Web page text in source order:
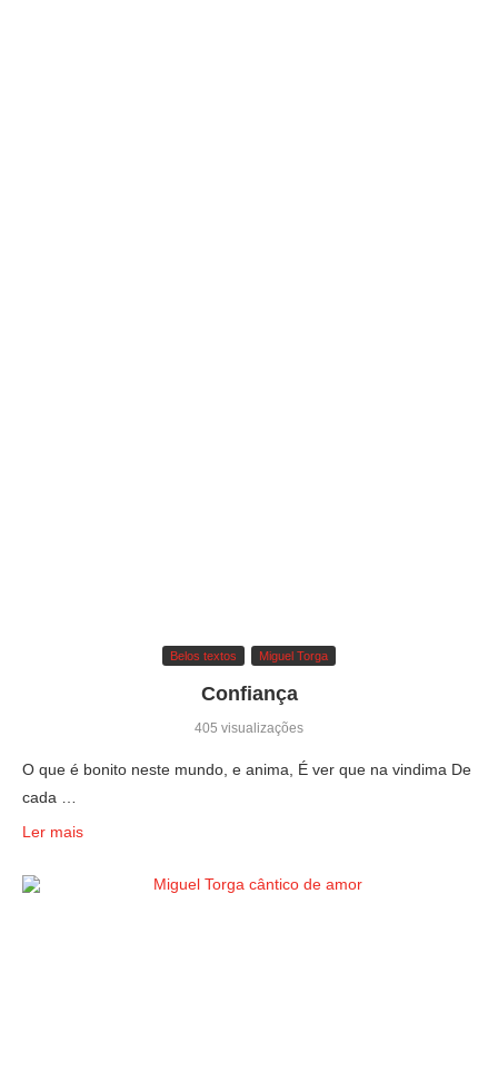
Belos textos Miguel Torga
Confiança
405 visualizações
O que é bonito neste mundo, e anima, É ver que na vindima De
cada …
Ler mais